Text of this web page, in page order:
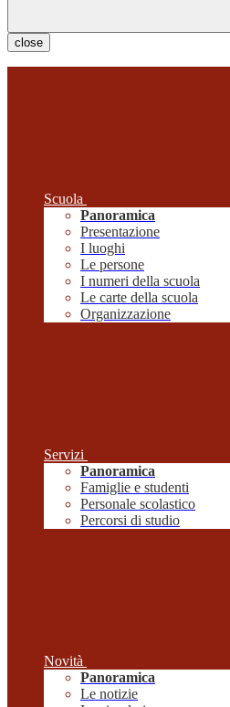
close
Scuola
Panoramica
Presentazione
I luoghi
Le persone
I numeri della scuola
Le carte della scuola
Organizzazione
Servizi
Panoramica
Famiglie e studenti
Personale scolastico
Percorsi di studio
Novità
Panoramica
Le notizie